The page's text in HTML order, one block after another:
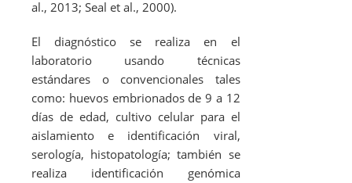
al., 2013; Seal et al., 2000).
El diagnóstico se realiza en el
laboratorio usando técnicas
estándares o convencionales tales
como: huevos embrionados de 9 a 12
días de edad, cultivo celular para el
aislamiento e identificación viral,
serología, histopatología; también se
realiza identificación genómica